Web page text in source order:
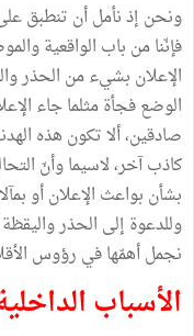
ونحن إذ نأمل أن تنطبق
فإنّنا من باب الواقعية
الإعلان بشيء من الحذر
الوضع فجأة مثلما جاء
صادقين، ألا تكون هذه
كاذب آخر، لاسيما وأنّ
بشأن بواعث الإعلان أو
وللدعوة إلى الحذر
نجمل أهمّها في رؤوس
الأسباب